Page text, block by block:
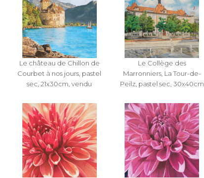
Le château de Chillon de
Courbet à nos jours, pastel
sec, 21x30cm, vendu
Le Collège des
Marronniers, La Tour-de-
Peilz, pastel sec, 30x40cm